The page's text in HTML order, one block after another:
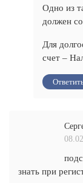
Одно из
должен
Для
счет –
знать при